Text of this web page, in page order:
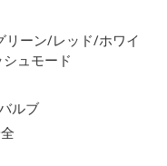
ーン/レッド/ホワイ
ュモード
ルブ